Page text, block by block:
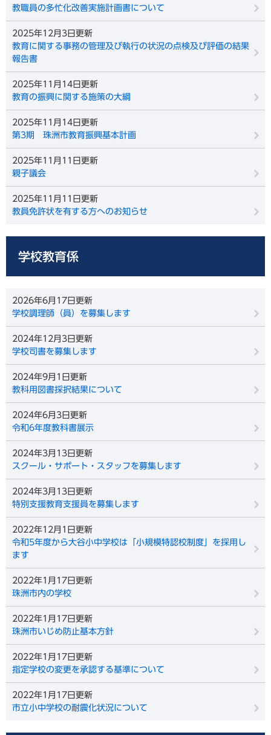
教職員の多忙化改善実施計画書について
2025年12月3日更新
教育に関する事務の管理及び執行の状況の点検及び評価の結果
報告書
2025年11月14日更新
教育の振興に関する施策の大綱
2025年11月14日更新
第3期 珠洲市教育振興基本計画
2025年11月11日更新
親子議会
2025年11月11日更新
教員免許状を有する方へのお知らせ
学校教育係
2026年6月17日更新
学校調理師（員）を募集します
2024年12月3日更新
学校司書を募集します
2024年9月1日更新
教科用図書採択結果について
2024年6月3日更新
令和6年度教科書展示
2024年3月13日更新
スクール・サポート・スタッフを募集します
2024年3月13日更新
特別支援教育支援員を募集します
2022年12月1日更新
令和5年度から大谷小中学校は「小規模特認校制度」を採用し
ます
2022年1月17日更新
珠洲市内の学校
2022年1月17日更新
珠洲市いじめ防止基本方針
2022年1月17日更新
指定学校の変更を承認する基準について
2022年1月17日更新
市立小中学校の耐震化状況について